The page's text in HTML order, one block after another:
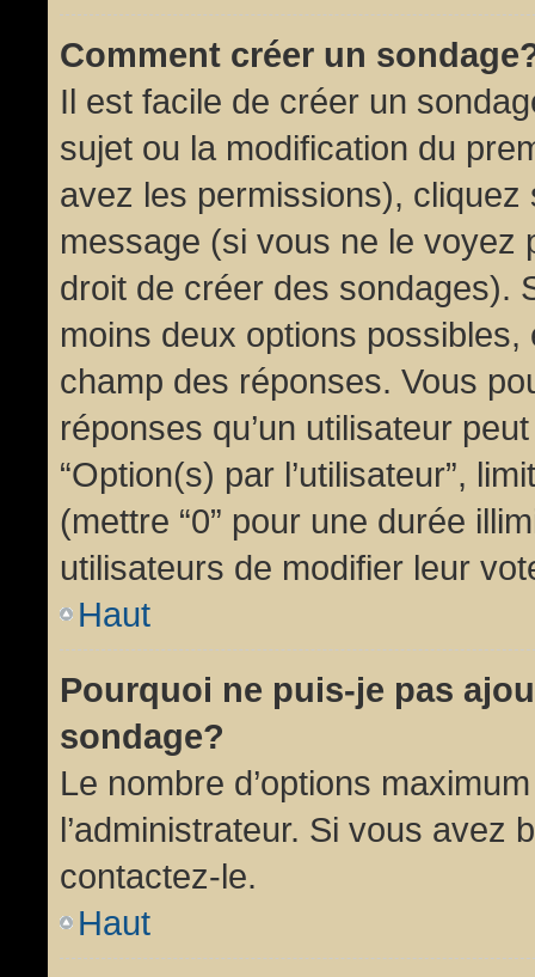
Comment créer un
Il est facile de créer un
sujet ou la modification du
avez les permissions), cliquez
message (si vous ne le voyez
droit de créer des sondages).
moins deux options
champ des réponses. Vous
réponses qu’un utilisateur
“Option(s) par l’utilisateur”,
(mettre “0” pour une durée
utilisateurs de modifier leur
Haut
Pourquoi ne puis-je pas
sondage?
Le nombre d’options
l’administrateur. Si vous avez
contactez-le.
Haut